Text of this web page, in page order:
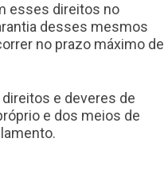
esses direitos no
desses mesmos
no prazo máximo de
e deveres de
e dos meios de